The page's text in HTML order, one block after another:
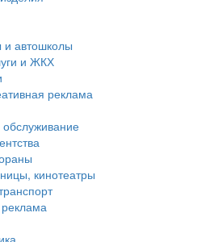
и автошколы
и ЖКХ
реклама
кинотеатры